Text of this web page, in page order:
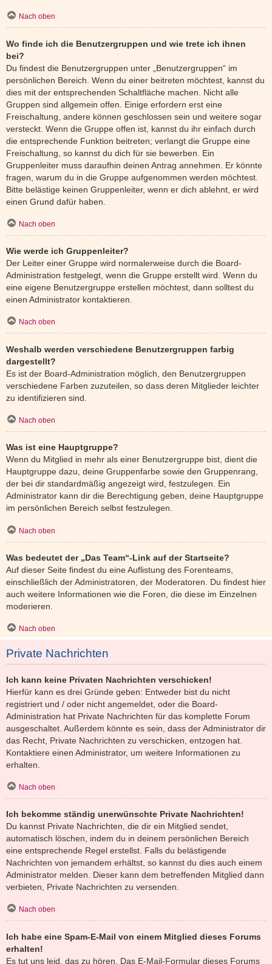
Nach oben
Wo finde ich die Benutzergruppen und wie trete ich ihnen
bei?
Du findest die Benutzergruppen unter „Benutzergruppen“ im
persönlichen Bereich. Wenn du einer beitreten möchtest, kannst du
dies mit der entsprechenden Schaltfläche machen. Nicht alle
Gruppen sind allgemein offen. Einige erfordern erst eine
Freischaltung, andere können geschlossen sein und weitere sogar
versteckt. Wenn die Gruppe offen ist, kannst du ihr einfach durch
die entsprechende Funktion beitreten; verlangt die Gruppe eine
Freischaltung, so kannst du dich für sie bewerben. Ein
Gruppenleiter muss daraufhin deinen Antrag annehmen. Er könnte
fragen, warum du in die Gruppe aufgenommen werden möchtest.
Bitte belästige keinen Gruppenleiter, wenn er dich ablehnt, er wird
einen Grund dafür haben.
Nach oben
Wie werde ich Gruppenleiter?
Der Leiter einer Gruppe wird normalerweise durch die Board-
Administration festgelegt, wenn die Gruppe erstellt wird. Wenn du
eine eigene Benutzergruppe erstellen möchtest, dann solltest du
einen Administrator kontaktieren.
Nach oben
Weshalb werden verschiedene Benutzergruppen farbig
dargestellt?
Es ist der Board-Administration möglich, den Benutzergruppen
verschiedene Farben zuzuteilen, so dass deren Mitglieder leichter
zu identifizieren sind.
Nach oben
Was ist eine Hauptgruppe?
Wenn du Mitglied in mehr als einer Benutzergruppe bist, dient die
Hauptgruppe dazu, deine Gruppenfarbe sowie den Gruppenrang,
der bei dir standardmäßig angezeigt wird, festzulegen. Ein
Administrator kann dir die Berechtigung geben, deine Hauptgruppe
im persönlichen Bereich selbst festzulegen.
Nach oben
Was bedeutet der „Das Team“-Link auf der Startseite?
Auf dieser Seite findest du eine Auflistung des Forenteams,
einschließlich der Administratoren, der Moderatoren. Du findest hier
auch weitere Informationen wie die Foren, die diese im Einzelnen
moderieren.
Nach oben
Private Nachrichten
Ich kann keine Privaten Nachrichten verschicken!
Hierfür kann es drei Gründe geben: Entweder bist du nicht
registriert und / oder nicht angemeldet, oder die Board-
Administration hat Private Nachrichten für das komplette Forum
ausgeschaltet. Außerdem könnte es sein, dass der Administrator dir
das Recht, Private Nachrichten zu verschicken, entzogen hat.
Kontaktiere einen Administrator, um weitere Informationen zu
erhalten.
Nach oben
Ich bekomme ständig unerwünschte Private Nachrichten!
Du kannst Private Nachrichten, die dir ein Mitglied sendet,
automatisch löschen, indem du in deinem persönlichen Bereich
eine entsprechende Regel erstellst. Falls du belästigende
Nachrichten von jemandem erhältst, so kannst du dies auch einem
Administrator melden. Dieser kann dem betreffenden Mitglied dann
verbieten, Private Nachrichten zu versenden.
Nach oben
Ich habe eine Spam-E-Mail von einem Mitglied dieses Forums
erhalten!
Es tut uns leid, das zu hören. Das E-Mail-Formular dieses Forums